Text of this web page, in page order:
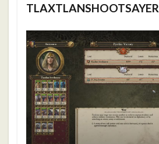
TLAXTLANSHOOTSAYER